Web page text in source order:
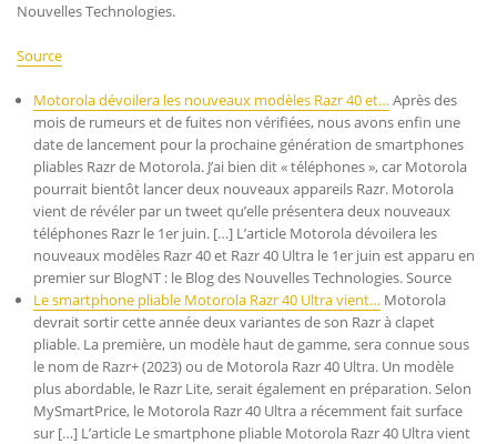
Nouvelles Technologies.
Source
Motorola dévoilera les nouveaux modèles Razr 40 et…Après des
mois de rumeurs et de fuites non vérifiées, nous avons enfin une
date de lancement pour la prochaine génération de smartphones
pliables Razr de Motorola. J’ai bien dit « téléphones », car Motorola
pourrait bientôt lancer deux nouveaux appareils Razr. Motorola
vient de révéler par un tweet qu’elle présentera deux nouveaux
téléphones Razr le 1er juin. […] L’article Motorola dévoilera les
nouveaux modèles Razr 40 et Razr 40 Ultra le 1er juin est apparu en
premier sur BlogNT : le Blog des Nouvelles Technologies. Source
Le smartphone pliable Motorola Razr 40 Ultra vient… Motorola
devrait sortir cette année deux variantes de son Razr à clapet
pliable. La première, un modèle haut de gamme, sera connue sous
le nom de Razr+ (2023) ou de Motorola Razr 40 Ultra. Un modèle
plus abordable, le Razr Lite, serait également en préparation. Selon
MySmartPrice, le Motorola Razr 40 Ultra a récemment fait surface
sur […] L’article Le smartphone pliable Motorola Razr 40 Ultra vient